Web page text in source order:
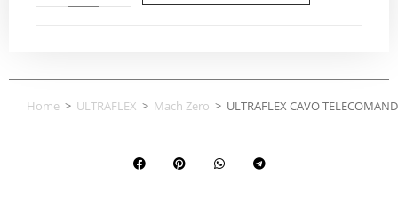
Home > ULTRAFLEX > Mach Zero > ULTRAFLEX CAVO